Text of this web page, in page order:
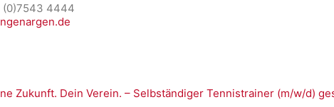
(0)7543 4444
Zukunft. Dein Verein. – Selbständiger Tennistrainer (m/w/d)